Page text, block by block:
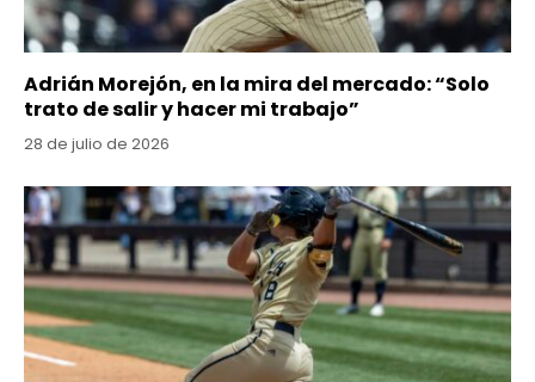
Adrián Morejón, en la mira del mercado: “Solo
trato de salir y hacer mi trabajo”
28 de julio de 2026